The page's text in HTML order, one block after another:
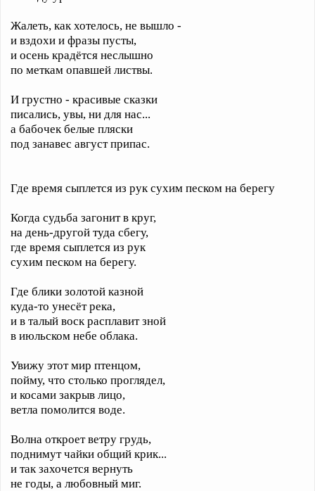
Жалеть, как хотелось, не вышло -
и вздохи и фразы пусты,
и осень крадётся неслышно
по меткам опавшей листвы.
И грустно - красивые сказки
писались, увы, ни для нас...
а бабочек белые пляски
под занавес август припас.
Где время сыплется из рук сухим песком на берегу
Когда судьба загонит в круг,
на день-другой туда сбегу,
где время сыплется из рук
сухим песком на берегу.
Где блики золотой казной
куда-то унесёт река,
и в талый воск расплавит зной
в июльском небе облака.
Увижу этот мир птенцом,
пойму, что столько проглядел,
и косами закрыв лицо,
ветла помолится воде.
Волна откроет ветру грудь,
поднимут чайки общий крик...
и так захочется вернуть
не годы, а любовный миг.